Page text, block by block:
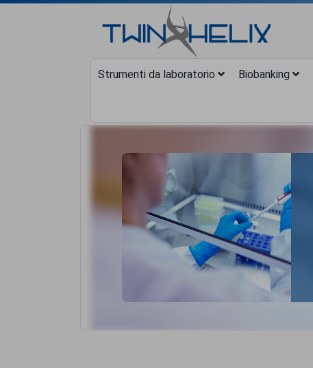
Strumenti da laboratorio Biobanking